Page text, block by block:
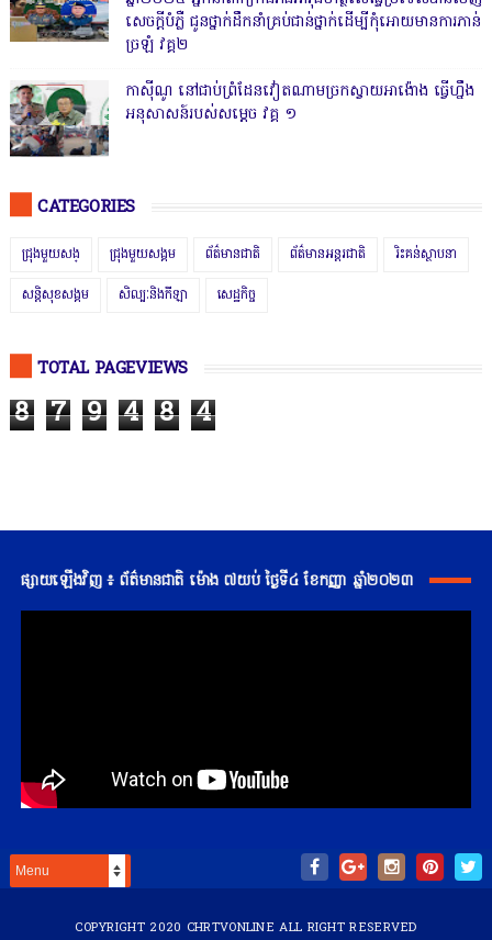
សេចក្តីបំភ្លឺ ជូនថ្នាក់ដឹកនាំគ្រប់ជាន់ថ្នាក់ដើម្បីកុំអោយមានការភាន់
ច្រឡំ វគ្គ២
កាសុីណូ នៅជាប់ព្រំដែនវៀតណាមច្រកស្វាយអាង៉ោង ធ្វើហ្នឹង
អនុសាសន៍របស់សម្ដេច វគ្គ ១
CATEGORIES
ជ្រុងមួយសង្ ជ្រុងមួយសង្គម ព័ត៌មានជាតិ ព័ត៌មានអន្តរជាតិ រិះគន់ស្ថាបនា
សន្តិសុខសង្គម សិល្បៈនិងកីឡា សេដ្ឋកិច្ច
TOTAL PAGEVIEWS
8 7 9 4 8 4
ផ្សាយឡើងវិញ ៖ ព័ត៌មានជាតិ ម៉ោង ៧យប់ ថ្ងៃទី៤ ខែកញ្ញា ឆ្នាំ២០២៣
COPYRIGHT 2020 CHRTVONLINE ALL RIGHT RESERVED